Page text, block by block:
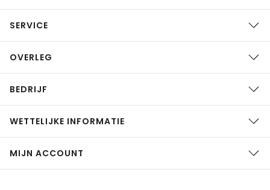
SERVICE
OVERLEG
BEDRIJF
WETTELIJKE INFORMATIE
MIJN ACCOUNT